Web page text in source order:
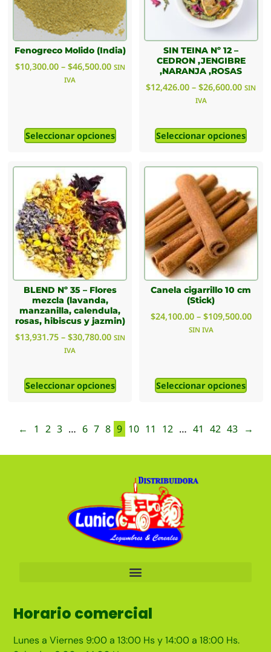
Fenogreco Molido (India)
$10,300.00 – $46,500.00 SIN
IVA
Seleccionar opciones
SIN TEINA Nº 12 –
CEDRON ,JENGIBRE
,NARANJA ,ROSAS
$12,426.00 – $26,600.00 SIN
IVA
Seleccionar opciones
BLEND Nº 35 – Flores
mezcla (lavanda,
manzanilla, calendula,
rosas, hibiscus y jazmin)
$13,931.75 – $30,780.00 SIN
IVA
Seleccionar opciones
Canela cigarrillo 10 cm
(Stick)
$24,100.00 – $109,500.00
SIN IVA
Seleccionar opciones
← 1 2 3 … 6 7 8 9 10 11 12 … 41 42 43 →
Horario comercial
Lunes a Viernes 9:00 a 13:00 Hs y 14:00 a 18:00 Hs.